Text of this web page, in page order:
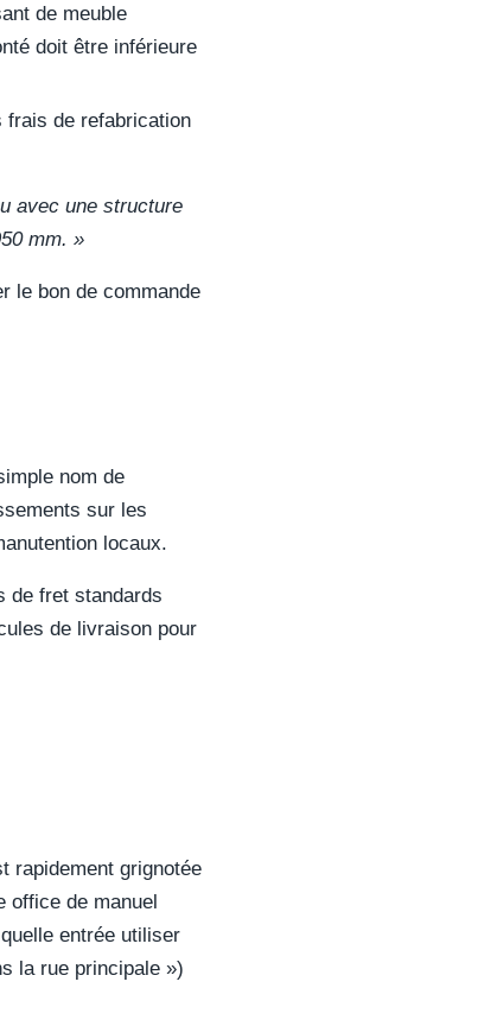
de meuble
doit être inférieure
frais de refabrication
avec une structure
mm. »
le bon de commande
nom de
sur les
locaux.
de fret standards
de livraison pour
rapidement grignotée
office de manuel
entrée utiliser
la rue principale »)